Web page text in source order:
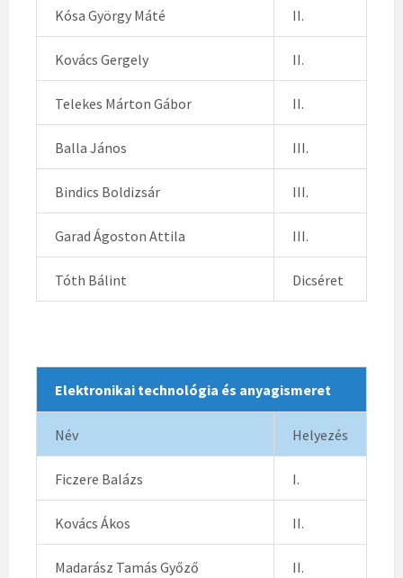
Kósa György Máté II.
Kovács Gergely II.
Telekes Márton Gábor II.
Balla János III.
Bindics Boldizsár III.
Garad Ágoston Attila III.
Tóth Bálint Dicséret
Elektronikai technológia és anyagismeret
Név Helyezés
Ficzere Balázs I.
Kovács Ákos II.
Madarász Tamás Győző II.